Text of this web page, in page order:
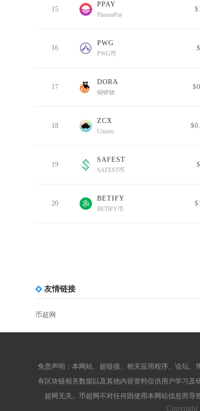
15
PPAY
PlasmaPay
16
PWG
PWG币
17
DORA
铜锣烧
18
ZCX
Unizen
19
SAFEST
SAFEST币
20
BETIFY
BETIFY币
友情链接
币超网
免责声明：本网站、超链接、相关应用程序、论坛
有区块链相关数据以及其他内容资料仅供用户学习
超网无关。币超网不对任何因使用本网站信息而导
Copyright